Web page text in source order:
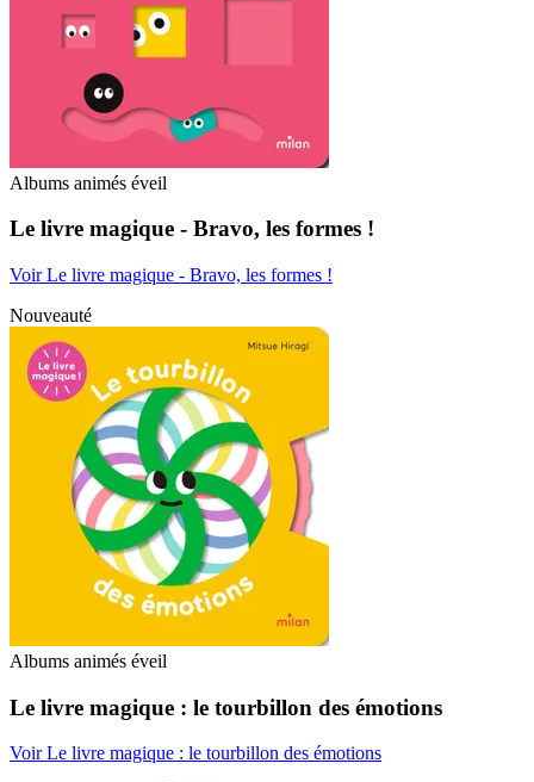
Albums animés éveil
Le livre magique - Bravo, les formes !
Voir Le livre magique - Bravo, les formes !
Nouveauté
Albums animés éveil
Le livre magique : le tourbillon des émotions
Voir Le livre magique : le tourbillon des émotions